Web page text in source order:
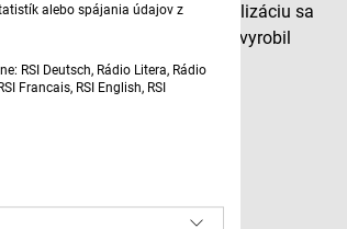
alebo spájania údajov z
RSI Deutsch, Rádio Litera, Rádio
Francais, RSI English, RSI
Michal Príbus, o zvukovú realizáciu sa
a Eva Osudská. Nahrávku vyrobil
v roku 1969.